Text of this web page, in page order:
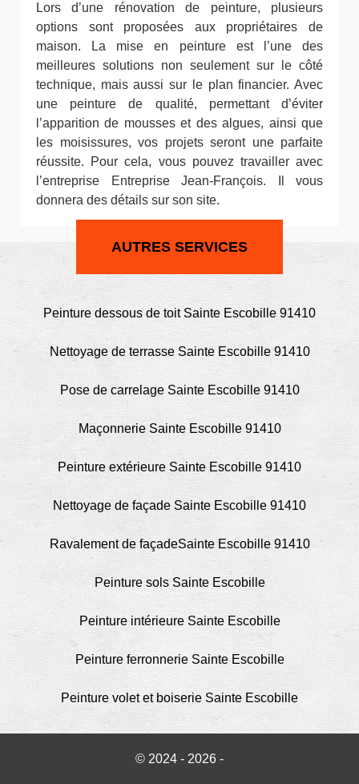
Lors d’une rénovation de peinture, plusieurs
options sont proposées aux propriétaires de
maison. La mise en peinture est l’une des
meilleures solutions non seulement sur le côté
technique, mais aussi sur le plan financier. Avec
une peinture de qualité, permettant d’éviter
l’apparition de mousses et des algues, ainsi que
les moisissures, vos projets seront une parfaite
réussite. Pour cela, vous pouvez travailler avec
l’entreprise Entreprise Jean-François. Il vous
donnera des détails sur son site.
AUTRES SERVICES
Peinture dessous de toit Sainte Escobille 91410
Nettoyage de terrasse Sainte Escobille 91410
Pose de carrelage Sainte Escobille 91410
Maçonnerie Sainte Escobille 91410
Peinture extérieure Sainte Escobille 91410
Nettoyage de façade Sainte Escobille 91410
Ravalement de façadeSainte Escobille 91410
Peinture sols Sainte Escobille
Peinture intérieure Sainte Escobille
Peinture ferronnerie Sainte Escobille
Peinture volet et boiserie Sainte Escobille
© 2024 - 2026 -